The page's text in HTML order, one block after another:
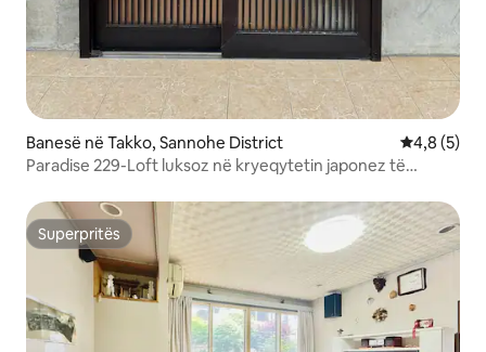
Banesë në Takko, Sannohe District Vlerësimi
4,8 (5)
Paradise 229-Loft luksoz në kryeqytetin japonez të
Superpritës
Superpritës